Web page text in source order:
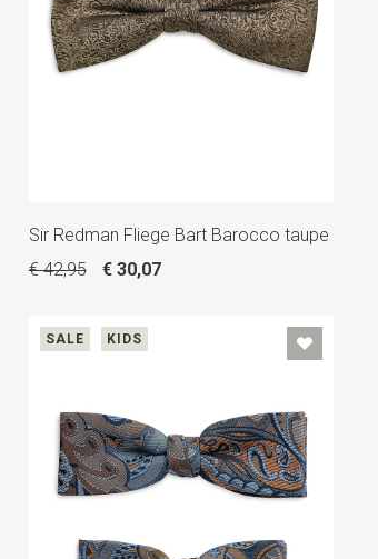
Sir Redman Fliege Bart Barocco taupe
€ 42,95
€ 30,07
SALE KIDS